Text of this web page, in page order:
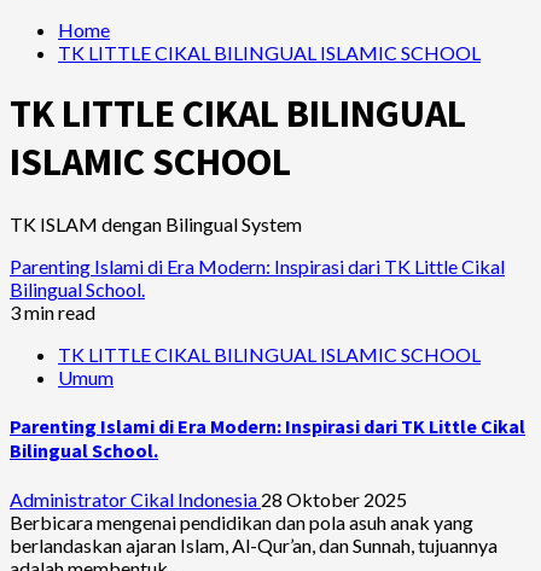
Home
TK LITTLE CIKAL BILINGUAL ISLAMIC SCHOOL
TK LITTLE CIKAL BILINGUAL
ISLAMIC SCHOOL
TK ISLAM dengan Bilingual System
Parenting Islami di Era Modern: Inspirasi dari TK Little Cikal
Bilingual School.
3 min read
TK LITTLE CIKAL BILINGUAL ISLAMIC SCHOOL
Umum
Parenting Islami di Era Modern: Inspirasi dari TK Little Cikal
Bilingual School.
Administrator Cikal Indonesia 28 Oktober 2025
Berbicara mengenai pendidikan dan pola asuh anak yang
berlandaskan ajaran Islam, Al-Qur’an, dan Sunnah, tujuannya